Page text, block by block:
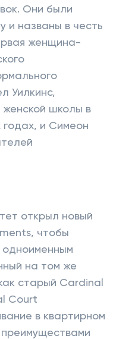
Они были
и названы в честь
женщина-
Уилкинс,
школы в
годах, и Симеон
открыл новый
чтобы
одноименным
на том же
старый Cardinal
Court
в квартирном